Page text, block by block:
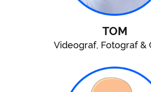
TOM
Videograf, Fotograf &